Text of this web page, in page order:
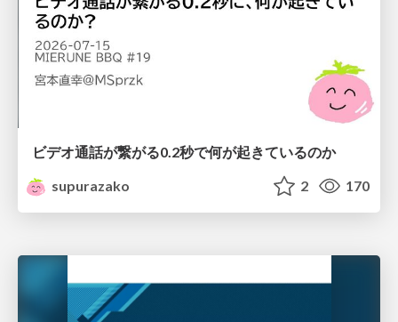
ビデオ通話が繋がる0.2秒で何が起きているのか
supurazako
2 170